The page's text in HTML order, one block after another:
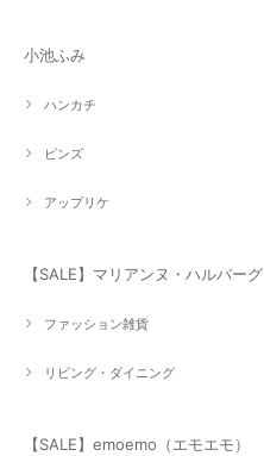
小池ふみ
ハンカチ
ピンズ
アップリケ
【SALE】マリアンヌ・ハルバーグ
ファッション雑貨
リビング・ダイニング
【SALE】emoemo（エモエモ）